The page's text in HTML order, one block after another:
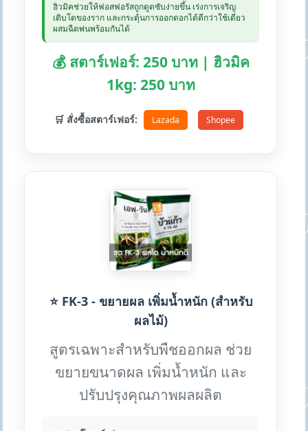
ฮิวมิคช่วยให้ฟอสฟอรัสถูกดูดซับง่ายขึ้น เร่งการเจริญ
เติบโตของราก และกระตุ้นการออกดอกได้ดีกว่าใช้เดี่ยว
ผสมฉีดพ่นพร้อมกันได้
💰 สตาร์เฟอร์: 250 บาท | ฮิวมิค
1kg: 250 บาท
🛒 สั่งซื้อสตาร์เฟอร์: Lazada Shopee
⭐ FK-3 - ขยายผล เพิ่มน้ำหนัก (สำหรับ
ผลไม้)
สูตรเฉพาะสำหรับพืชออกผล ช่วย
ขยายขนาดผล เพิ่มน้ำหนัก และ
ปรับปรุงคุณภาพผลผลิต